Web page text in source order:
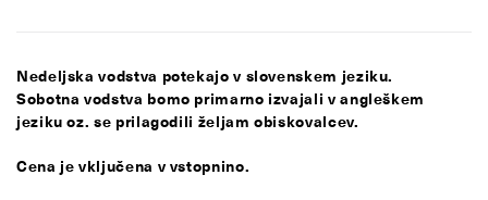
Nedeljska vodstva potekajo v slovenskem jeziku.
Sobotna vodstva bomo primarno izvajali v angleškem
jeziku oz. se prilagodili željam obiskovalcev.
Cena je vključena v vstopnino.